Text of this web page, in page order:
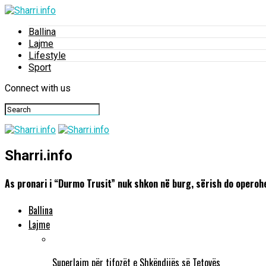
Ballina
Lajme
Lifestyle
Sport
Connect with us
Sharri.info
As pronari i “Durmo Trusit” nuk shkon në burg, sërish do
Ballina
Lajme
Superlajm për tifozët e Shkëndijës së Tetovës